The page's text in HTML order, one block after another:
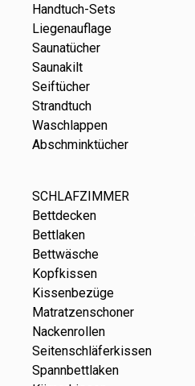
Handtuch-Sets
Liegenauflage
Saunatücher
Saunakilt
Seiftücher
Strandtuch
Waschlappen
Abschminktücher
SCHLAFZIMMER
Bettdecken
Bettlaken
Bettwäsche
Kopfkissen
Kissenbezüge
Matratzenschoner
Nackenrollen
Seitenschläferkissen
Spannbettlaken